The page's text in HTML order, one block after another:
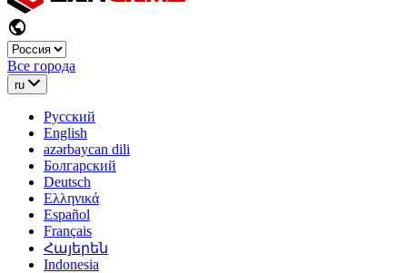
Все города
ru
Русский
English
azərbaycan dili
Болгарский
Deutsch
Ελληνικά
Español
Français
Հայերեն
Indonesia